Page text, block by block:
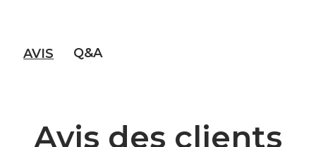
AVIS Q&A
Avis des clients